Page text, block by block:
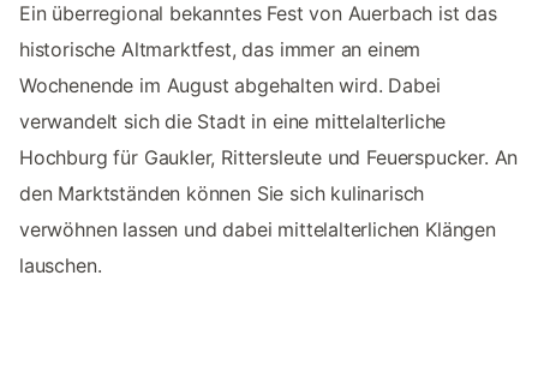
Ein überregional bekanntes Fest von Auerbach ist das
historische Altmarktfest, das immer an einem
Wochenende im August abgehalten wird. Dabei
verwandelt sich die Stadt in eine mittelalterliche
Hochburg für Gaukler, Rittersleute und Feuerspucker. An
den Marktständen können Sie sich kulinarisch
verwöhnen lassen und dabei mittelalterlichen Klängen
lauschen.